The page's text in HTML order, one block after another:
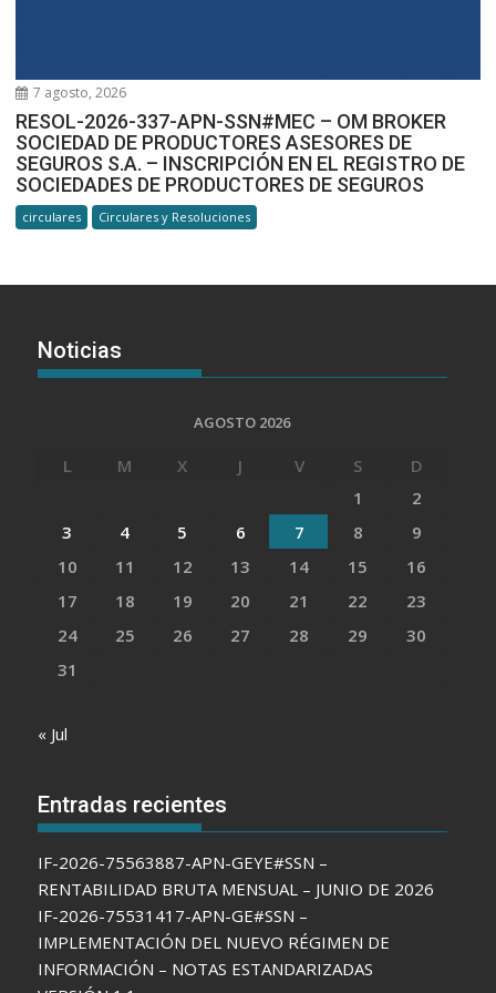
7 agosto, 2026
RESOL-2026-337-APN-SSN#MEC – OM BROKER
SOCIEDAD DE PRODUCTORES ASESORES DE
SEGUROS S.A. – INSCRIPCIÓN EN EL REGISTRO DE
SOCIEDADES DE PRODUCTORES DE SEGUROS
circulares Circulares y Resoluciones
Noticias
AGOSTO 2026
L M X J V S
D
1
2
3
4 5 6 7 8
9
10
11 12 13 14 15
16
17
18 19 20 21 22
23
24
25 26 27 28 29
30
31
« Jul
Entradas recientes
IF-2026-75563887-APN-GEYE#SSN –
RENTABILIDAD BRUTA MENSUAL – JUNIO DE 2026
IF-2026-75531417-APN-GE#SSN –
IMPLEMENTACIÓN DEL NUEVO RÉGIMEN DE
INFORMACIÓN – NOTAS ESTANDARIZADAS